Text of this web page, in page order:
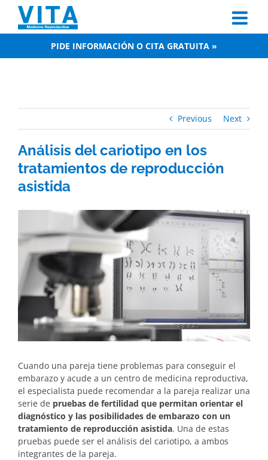
content
PIDE INFORMACIÓN O CITA GRATUITA »
Previous Next
Análisis del cariotipo en los
tratamientos de reproducción
asistida
Image
Cuando una pareja tiene problemas para conseguir el
embarazo y acude a un centro de medicina reproductiva,
el especialista puede recomendar a la pareja realizar una
serie de pruebas de fertilidad que permitan orientar el
diagnóstico y las posibilidades de embarazo con un
tratamiento de reproducción asistida. Una de estas
pruebas puede ser el análisis del cariotipo, a ambos
integrantes de la pareja.